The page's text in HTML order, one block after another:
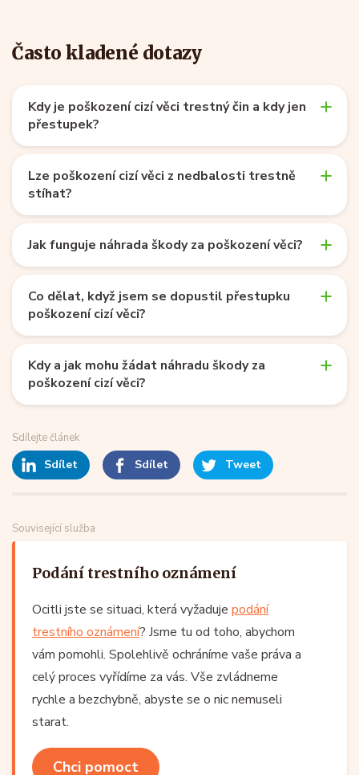
Často kladené dotazy
Kdy je poškození cizí věci trestný čin a kdy jen
přestupek?
Lze poškození cizí věci z nedbalosti trestně
stíhat?
Jak funguje náhrada škody za poškození věci?
Co dělat, když jsem se dopustil přestupku
poškození cizí věci?
Kdy a jak mohu žádat náhradu škody za
poškození cizí věci?
Sdílejte článek
Sdílet Sdílet Tweet
Související služba
Podání trestního oznámení
Ocitli jste se situaci, která vyžaduje podání
trestního oznámení? Jsme tu od toho, abychom
vám pomohli. Spolehlivě ochráníme vaše práva a
celý proces vyřídíme za vás. Vše zvládneme
rychle a bezchybně, abyste se o nic nemuseli
starat.
Chci pomoct